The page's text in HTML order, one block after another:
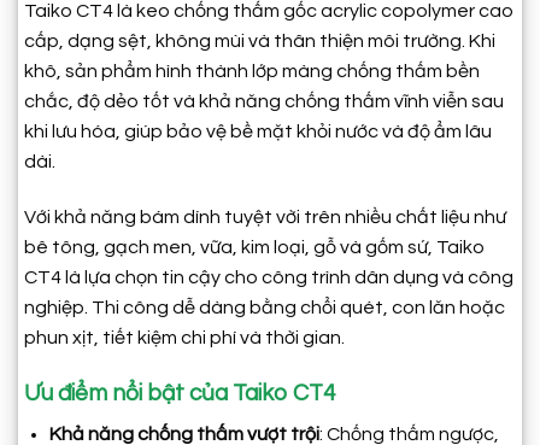
Taiko CT4 là keo chống thấm gốc acrylic copolymer cao
cấp, dạng sệt, không mùi và thân thiện môi trường. Khi
khô, sản phẩm hình thành lớp màng chống thấm bền
chắc, độ dẻo tốt và khả năng chống thấm vĩnh viễn sau
khi lưu hóa, giúp bảo vệ bề mặt khỏi nước và độ ẩm lâu
dài.
Với khả năng bám dính tuyệt vời trên nhiều chất liệu như
bê tông, gạch men, vữa, kim loại, gỗ và gốm sứ, Taiko
CT4 là lựa chọn tin cậy cho công trình dân dụng và công
nghiệp. Thi công dễ dàng bằng chổi quét, con lăn hoặc
phun xịt, tiết kiệm chi phí và thời gian.
Ưu điểm nổi bật của Taiko CT4
Khả năng chống thấm vượt trội: Chống thấm ngược,